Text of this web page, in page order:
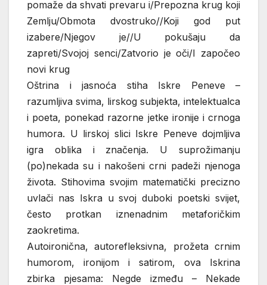
pomaže da shvati prevaru i/Prepozna krug koji
Zemlju/Obmota dvostruko//Koji god put
izabere/Njegov je//U pokušaju da
zapreti/Svojoj senci/Zatvorio je oči/I započeo
novi krug
Oštrina i jasnoća stiha Iskre Peneve –
razumljiva svima, lirskog subjekta, intelektualca
i poeta, ponekad razorne jetke ironije i crnoga
humora. U lirskoj slici Iskre Peneve dojmljiva
igra oblika i značenja. U suprožimanju
(po)nekada su i nakošeni crni padeži njenoga
života. Stihovima svojim matematički precizno
uvlači nas Iskra u svoj duboki poetski svijet,
često protkan iznenadnim metaforičkim
zaokretima.
Autoironična, autorefleksivna, prožeta crnim
humorom, ironijom i satirom, ova Iskrina
zbirka pjesama: Negde između – Nekade